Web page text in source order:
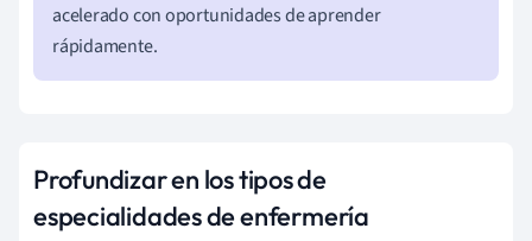
acelerado con oportunidades de aprender
rápidamente.
Profundizar en los tipos de
especialidades de enfermería